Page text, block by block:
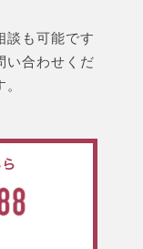
談も可能です
い合わせくだ